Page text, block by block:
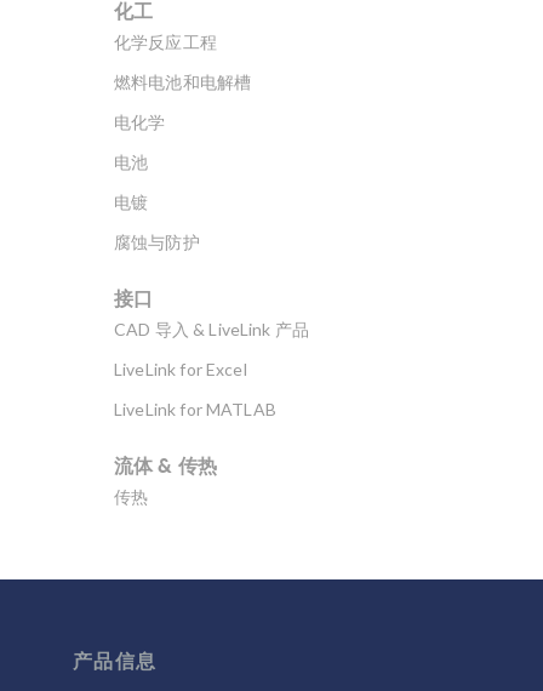
化工
化学反应工程
燃料电池和电解槽
电化学
电池
电镀
腐蚀与防护
接口
CAD 导入 & LiveLink 产品
LiveLink for Excel
LiveLink for MATLAB
流体 & 传热
传热
多孔介质流动
流体流动颗粒跟踪
产品信息